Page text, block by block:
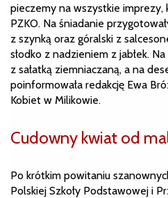
pieczemy na wszystkie imprezy,
PZKO. Na śniadanie
z szynką oraz góralski z
słodko z nadzieniem z jabłek.
z sałatką ziemniaczaną, a na
poinformowała redakcję Ewa
Kobiet w Milikowie.
Cudowny kwiat od
Po krótkim powitaniu
Polskiej Szkoły Podstawowej i